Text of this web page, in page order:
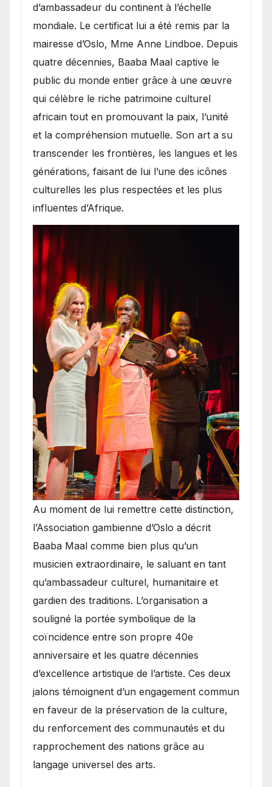
d’ambassadeur du continent à l’échelle
mondiale. Le certificat lui a été remis par la
mairesse d’Oslo, Mme Anne Lindboe. Depuis
quatre décennies, Baaba Maal captive le
public du monde entier grâce à une œuvre
qui célèbre le riche patrimoine culturel
africain tout en promouvant la paix, l’unité
et la compréhension mutuelle. Son art a su
transcender les frontières, les langues et les
générations, faisant de lui l’une des icônes
culturelles les plus respectées et les plus
influentes d’Afrique.
​Au moment de lui remettre cette distinction,
l’Association gambienne d’Oslo a décrit
Baaba Maal comme bien plus qu’un
musicien extraordinaire, le saluant en tant
qu’ambassadeur culturel, humanitaire et
gardien des traditions. L’organisation a
souligné la portée symbolique de la
coïncidence entre son propre 40e
anniversaire et les quatre décennies
d’excellence artistique de l’artiste. Ces deux
jalons témoignent d’un engagement commun
en faveur de la préservation de la culture,
du renforcement des communautés et du
rapprochement des nations grâce au
langage universel des arts.